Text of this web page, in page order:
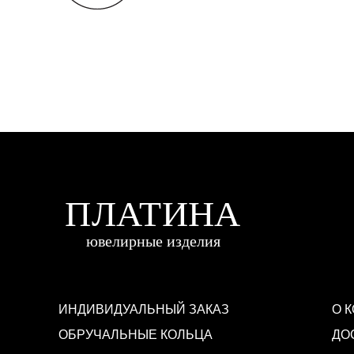
ИНДИВИДУАЛЬНЫЙ ЗАКАЗ
ОБРУЧАЛЬНЫЕ КОЛЬЦА
О